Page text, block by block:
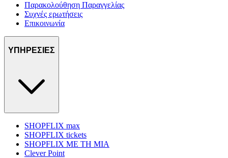
Παρακολούθηση Παραγγελίας
Συχνές ερωτήσεις
Επικοινωνία
ΥΠΗΡΕΣΙΕΣ
SHOPFLIX max
SHOPFLIX tickets
SHOPFLIX ΜΕ ΤΗ ΜΙΑ
Clever Point